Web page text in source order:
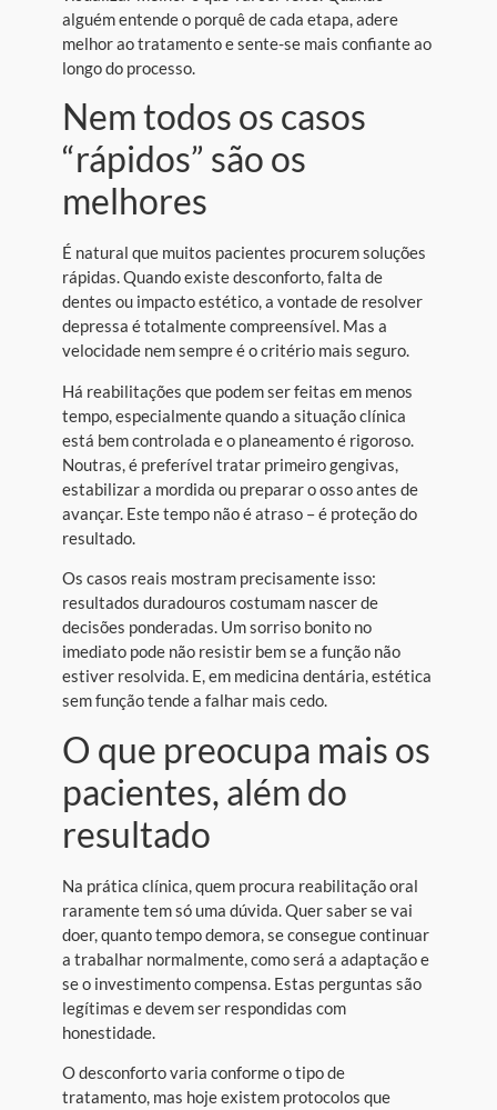
alguém entende o porquê de cada etapa, adere
melhor ao tratamento e sente-se mais confiante ao
longo do processo.
Nem todos os casos
“rápidos” são os
melhores
É natural que muitos pacientes procurem soluções
rápidas. Quando existe desconforto, falta de
dentes ou impacto estético, a vontade de resolver
depressa é totalmente compreensível. Mas a
velocidade nem sempre é o critério mais seguro.
Há reabilitações que podem ser feitas em menos
tempo, especialmente quando a situação clínica
está bem controlada e o planeamento é rigoroso.
Noutras, é preferível tratar primeiro gengivas,
estabilizar a mordida ou preparar o osso antes de
avançar. Este tempo não é atraso – é proteção do
resultado.
Os casos reais mostram precisamente isso:
resultados duradouros costumam nascer de
decisões ponderadas. Um sorriso bonito no
imediato pode não resistir bem se a função não
estiver resolvida. E, em medicina dentária, estética
sem função tende a falhar mais cedo.
O que preocupa mais os
pacientes, além do
resultado
Na prática clínica, quem procura reabilitação oral
raramente tem só uma dúvida. Quer saber se vai
doer, quanto tempo demora, se consegue continuar
a trabalhar normalmente, como será a adaptação e
se o investimento compensa. Estas perguntas são
legítimas e devem ser respondidas com
honestidade.
O desconforto varia conforme o tipo de
tratamento, mas hoje existem protocolos que